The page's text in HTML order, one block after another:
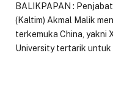
BALIKPAPAN :
(Kaltim) Akmal Malik
terkemuka China, yakni
University tertarik